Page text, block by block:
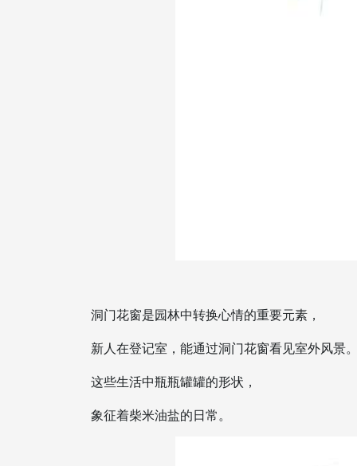
洞门花窗是园林中转换心情的重要元素，
新人在登记室，能通过洞门花窗看见室外风景
这些生活中瓶瓶罐罐的形状，
象征着柴米油盐的日常。